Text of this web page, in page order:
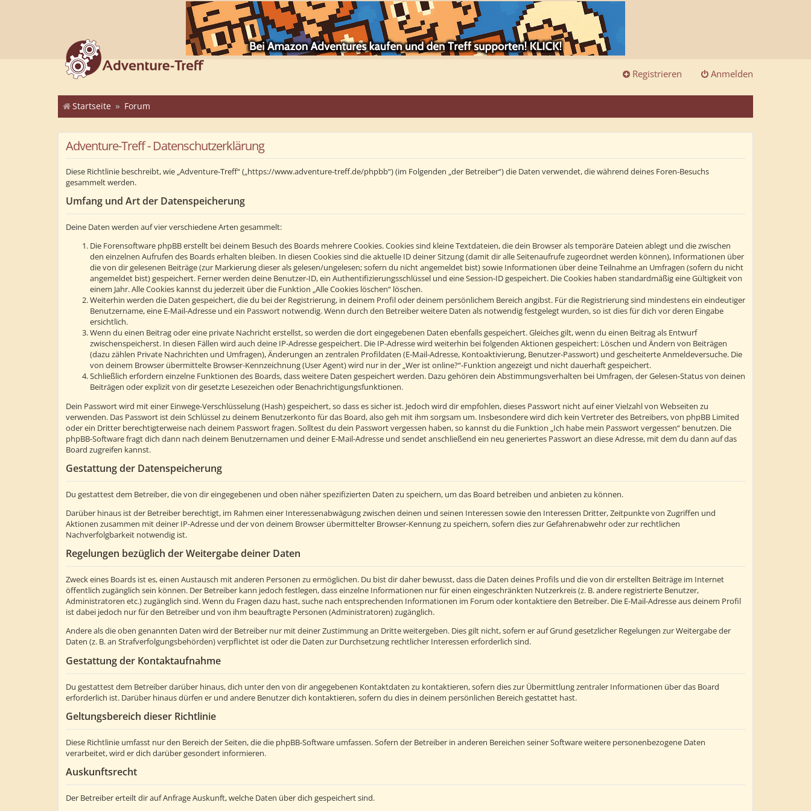
Anmelden
Registrieren
Startseite Forum
Adventure-Treff - Datenschutzerklärung
Diese Richtlinie beschreibt, wie „Adventure-Treff“ („https://www.adventure-treff.de/phpbb“) (im Folgenden „der Betreiber“) die Daten verwendet, die während deines Foren-Besuchs
gesammelt werden.
Umfang und Art der Datenspeicherung
Deine Daten werden auf vier verschiedene Arten gesammelt:
Die Forensoftware phpBB erstellt bei deinem Besuch des Boards mehrere Cookies. Cookies sind kleine Textdateien, die dein Browser als temporäre Dateien ablegt und die zwischen
den einzelnen Aufrufen des Boards erhalten bleiben. In diesen Cookies sind die aktuelle ID deiner Sitzung (damit dir alle Seitenaufrufe zugeordnet werden können), Informationen über
die von dir gelesenen Beiträge (zur Markierung dieser als gelesen/ungelesen; sofern du nicht angemeldet bist) sowie Informationen über deine Teilnahme an Umfragen (sofern du nicht
angemeldet bist) gespeichert. Ferner werden deine Benutzer-ID, ein Authentifizierungsschlüssel und eine Session-ID gespeichert. Die Cookies haben standardmäßig eine Gültigkeit von
einem Jahr. Alle Cookies kannst du jederzeit über die Funktion „Alle Cookies löschen“ löschen.
Weiterhin werden die Daten gespeichert, die du bei der Registrierung, in deinem Profil oder deinem persönlichem Bereich angibst. Für die Registrierung sind mindestens ein eindeutiger
Benutzername, eine E-Mail-Adresse und ein Passwort notwendig. Wenn durch den Betreiber weitere Daten als notwendig festgelegt wurden, so ist dies für dich vor deren Eingabe
ersichtlich.
Wenn du einen Beitrag oder eine private Nachricht erstellst, so werden die dort eingegebenen Daten ebenfalls gespeichert. Gleiches gilt, wenn du einen Beitrag als Entwurf
zwischenspeicherst. In diesen Fällen wird auch deine IP-Adresse gespeichert. Die IP-Adresse wird weiterhin bei folgenden Aktionen gespeichert: Löschen und Ändern von Beiträgen
(dazu zählen Private Nachrichten und Umfragen), Änderungen an zentralen Profildaten (E-Mail-Adresse, Kontoaktivierung, Benutzer-Passwort) und gescheiterte Anmeldeversuche. Die
von deinem Browser übermittelte Browser-Kennzeichnung (User Agent) wird nur in der „Wer ist online?“-Funktion angezeigt und nicht dauerhaft gespeichert.
Schließlich erfordern einzelne Funktionen des Boards, dass weitere Daten gespeichert werden. Dazu gehören dein Abstimmungsverhalten bei Umfragen, der Gelesen-Status von deinen
Beiträgen oder explizit von dir gesetzte Lesezeichen oder Benachrichtigungsfunktionen.
Dein Passwort wird mit einer Einwege-Verschlüsselung (Hash) gespeichert, so dass es sicher ist. Jedoch wird dir empfohlen, dieses Passwort nicht auf einer Vielzahl von Webseiten zu
verwenden. Das Passwort ist dein Schlüssel zu deinem Benutzerkonto für das Board, also geh mit ihm sorgsam um. Insbesondere wird dich kein Vertreter des Betreibers, von phpBB Limited
oder ein Dritter berechtigterweise nach deinem Passwort fragen. Solltest du dein Passwort vergessen haben, so kannst du die Funktion „Ich habe mein Passwort vergessen“ benutzen. Die
phpBB-Software fragt dich dann nach deinem Benutzernamen und deiner E-Mail-Adresse und sendet anschließend ein neu generiertes Passwort an diese Adresse, mit dem du dann auf das
Board zugreifen kannst.
Gestattung der Datenspeicherung
Du gestattest dem Betreiber, die von dir eingegebenen und oben näher spezifizierten Daten zu speichern, um das Board betreiben und anbieten zu können.
Darüber hinaus ist der Betreiber berechtigt, im Rahmen einer Interessenabwägung zwischen deinen und seinen Interessen sowie den Interessen Dritter, Zeitpunkte von Zugriffen und
Aktionen zusammen mit deiner IP-Adresse und der von deinem Browser übermittelter Browser-Kennung zu speichern, sofern dies zur Gefahrenabwehr oder zur rechtlichen
Nachverfolgbarkeit notwendig ist.
Regelungen bezüglich der Weitergabe deiner Daten
Zweck eines Boards ist es, einen Austausch mit anderen Personen zu ermöglichen. Du bist dir daher bewusst, dass die Daten deines Profils und die von dir erstellten Beiträge im Internet
öffentlich zugänglich sein können. Der Betreiber kann jedoch festlegen, dass einzelne Informationen nur für einen eingeschränkten Nutzerkreis (z. B. andere registrierte Benutzer,
Administratoren etc.) zugänglich sind. Wenn du Fragen dazu hast, suche nach entsprechenden Informationen im Forum oder kontaktiere den Betreiber. Die E-Mail-Adresse aus deinem Profil
ist dabei jedoch nur für den Betreiber und von ihm beauftragte Personen (Administratoren) zugänglich.
Andere als die oben genannten Daten wird der Betreiber nur mit deiner Zustimmung an Dritte weitergeben. Dies gilt nicht, sofern er auf Grund gesetzlicher Regelungen zur Weitergabe der
Daten (z. B. an Strafverfolgungsbehörden) verpflichtet ist oder die Daten zur Durchsetzung rechtlicher Interessen erforderlich sind.
Gestattung der Kontaktaufnahme
Du gestattest dem Betreiber darüber hinaus, dich unter den von dir angegebenen Kontaktdaten zu kontaktieren, sofern dies zur Übermittlung zentraler Informationen über das Board
erforderlich ist. Darüber hinaus dürfen er und andere Benutzer dich kontaktieren, sofern du dies in deinem persönlichen Bereich gestattet hast.
Geltungsbereich dieser Richtlinie
Diese Richtlinie umfasst nur den Bereich der Seiten, die die phpBB-Software umfassen. Sofern der Betreiber in anderen Bereichen seiner Software weitere personenbezogene Daten
verarbeitet, wird er dich darüber gesondert informieren.
Auskunftsrecht
Der Betreiber erteilt dir auf Anfrage Auskunft, welche Daten über dich gespeichert sind.